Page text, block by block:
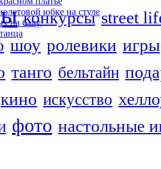
конкурсы street
шоу ролевики игры
танго бельтайн
кино искусство
фото настольные